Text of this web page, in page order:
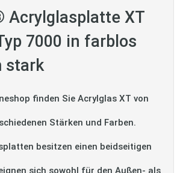
Acrylglasplatte XT
7000 in farblos
stark
finden Sie Acrylglas XT von
Stärken und Farben.
besitzen einen beidseitigen
sich sowohl für den Außen- als